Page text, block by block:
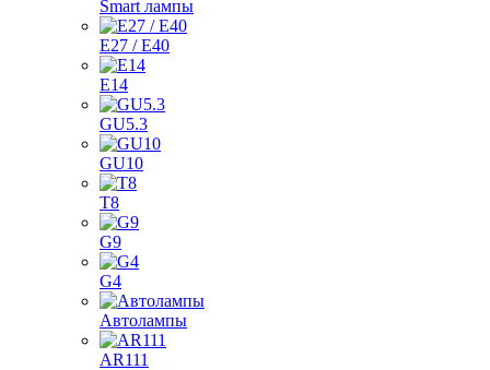
Smart лампы
E27 / E40
E14
GU5.3
GU10
T8
G9
G4
Автолампы
AR111